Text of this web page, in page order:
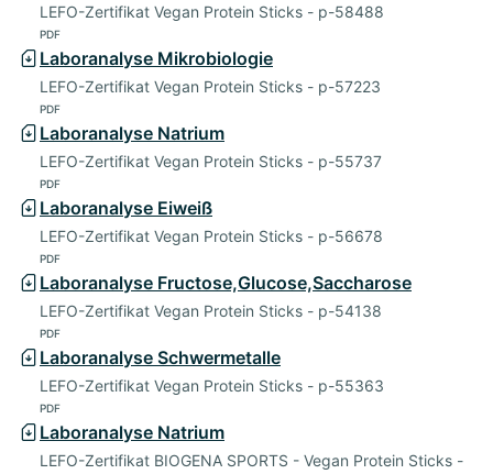
LEFO-Zertifikat Vegan Protein Sticks - p-58488
PDF
Laboranalyse Mikrobiologie
LEFO-Zertifikat Vegan Protein Sticks - p-57223
PDF
Laboranalyse Natrium
LEFO-Zertifikat Vegan Protein Sticks - p-55737
PDF
Laboranalyse Eiweiß
LEFO-Zertifikat Vegan Protein Sticks - p-56678
PDF
Laboranalyse Fructose,Glucose,Saccharose
LEFO-Zertifikat Vegan Protein Sticks - p-54138
PDF
Laboranalyse Schwermetalle
LEFO-Zertifikat Vegan Protein Sticks - p-55363
PDF
Laboranalyse Natrium
LEFO-Zertifikat BIOGENA SPORTS - Vegan Protein Sticks -